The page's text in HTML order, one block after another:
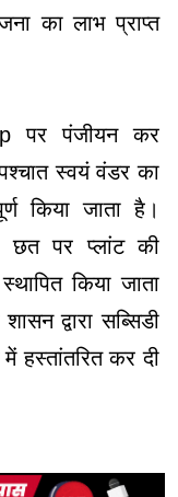
का लाभ प्राप्त
पर पंजीयन कर
स्वयं वंडर का
किया जाता है।
छत पर प्लांट की
किया जाता
द्वारा सब्सिडी
हस्तांतरित कर दी